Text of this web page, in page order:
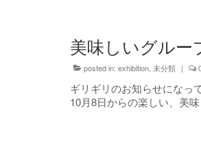
美味しいグルー
posted in: exhibition 未分類 |
ギリギリのお知らせになっ
10月8日からの楽しい、美